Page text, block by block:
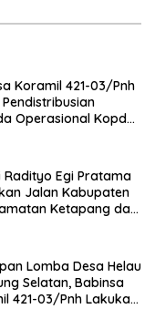
Koramil 421-03/Pnh
Operasional Kopdes
Radityo Egi Pratama
Jalan Kabupaten
Ketapang dan
Lomba Desa Helau
Selatan, Babinsa
421-03/Pnh Lakukan